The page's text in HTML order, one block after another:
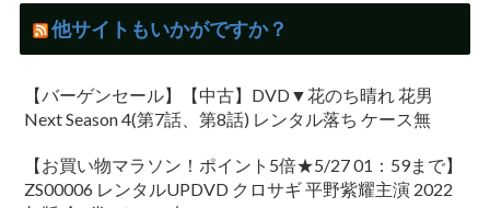
他サイトもいかがですか？
【バーゲンセール】【中古】DVD▼花のち晴れ 花男
Next Season 4(第7話、第8話) レンタル落ち ケース無
【お買い物マラソン！ポイント5倍★5/27 01：59まで】
ZS00006 レンタルUPDVD クロサギ 平野紫耀主演 2022